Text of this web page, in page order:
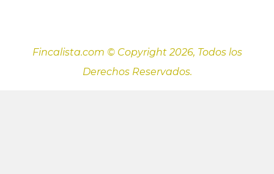
Fincalista.com © Copyright 2026, Todos los
Derechos Reservados.